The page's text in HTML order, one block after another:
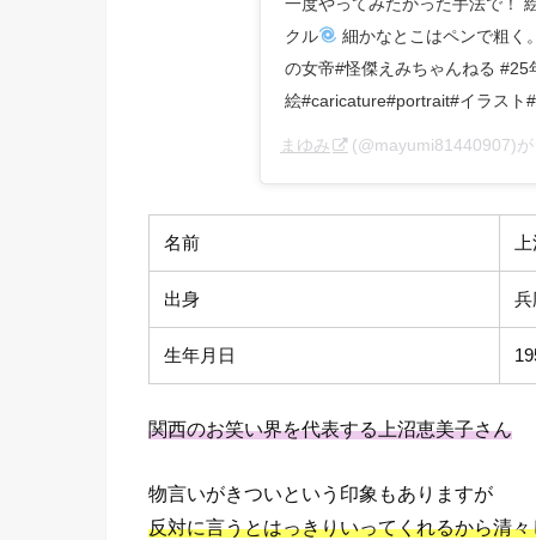
クル
細かなとこはペンで粗く
の女帝#怪傑えみちゃんねる
絵#caricature#portrait#イラスト
まゆみ (@mayumi81440907)
名前
出身 兵
生年月日
関西のお笑い界を代表する上沼恵美子さん
物言いがきついという印象もありますが
反対に言うとはっきりいってくれるから清